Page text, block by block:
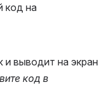
код на
и выводит на экран
код в